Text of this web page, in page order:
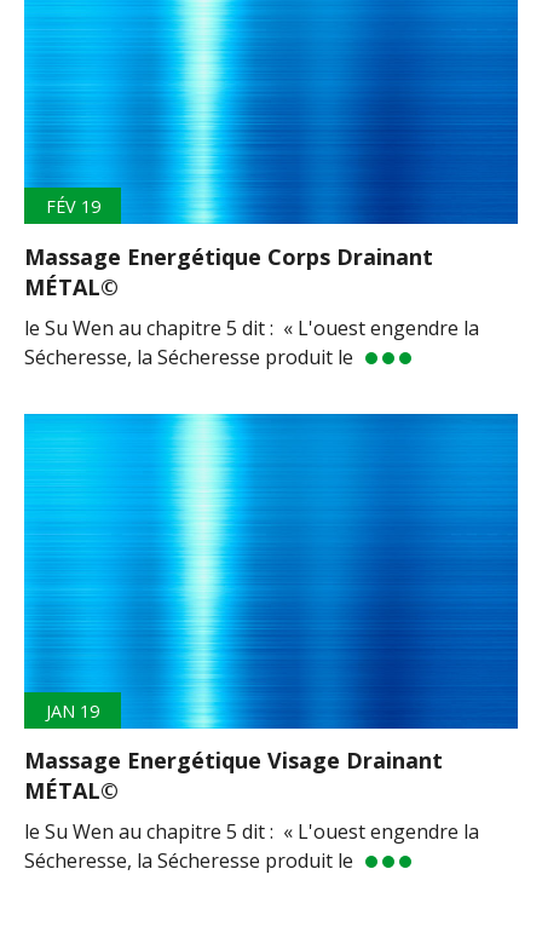
FÉV 19
Massage Energétique Corps Drainant
MÉTAL©
le Su Wen au chapitre 5 dit : « L'ouest engendre la
Sécheresse, la Sécheresse produit le
JAN 19
Massage Energétique Visage Drainant
MÉTAL©
le Su Wen au chapitre 5 dit : « L'ouest engendre la
Sécheresse, la Sécheresse produit le